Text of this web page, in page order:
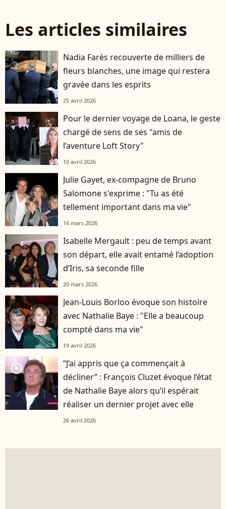
Les articles similaires
Nadia Farès recouverte de milliers de
fleurs blanches, une image qui restera
gravée dans les esprits
25 avril 2026
Pour le dernier voyage de Loana, le geste
chargé de sens de ses "amis de
l’aventure Loft Story"
10 avril 2026
Julie Gayet, ex-compagne de Bruno
Salomone s'exprime : "Tu as été
tellement important dans ma vie"
16 mars 2026
Isabelle Mergault : peu de temps avant
son départ, elle avait entamé l’adoption
d’Iris, sa seconde fille
20 mars 2026
Jean-Louis Borloo évoque son histoire
avec Nathalie Baye : "Elle a beaucoup
compté dans ma vie"
19 avril 2026
player2
“J’ai appris que ça commençait à
décliner” : François Cluzet évoque l’état
de Nathalie Baye alors qu’il espérait
réaliser un dernier projet avec elle
26 avril 2026